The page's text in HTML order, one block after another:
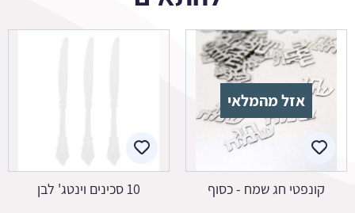
אזל מהמלאי
קונפטי חג שמח - כסוף 10 סכינים וינטג' לבן